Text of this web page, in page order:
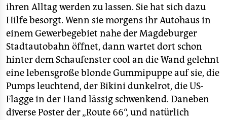
ihren Alltag werden zu lassen. Sie hat sich dazu
Hilfe besorgt. Wenn sie morgens ihr Autohaus in
einem Gewerbegebiet nahe der Magdeburger
Stadtautobahn öffnet, dann wartet dort schon
hinter dem Schaufenster cool an die Wand gelehnt
eine lebensgroße blonde Gummipuppe auf sie, die
Pumps leuchtend, der Bikini dunkelrot, die US-
Flagge in der Hand lässig schwenkend. Daneben
diverse Poster der „Route 66“, und natürlich